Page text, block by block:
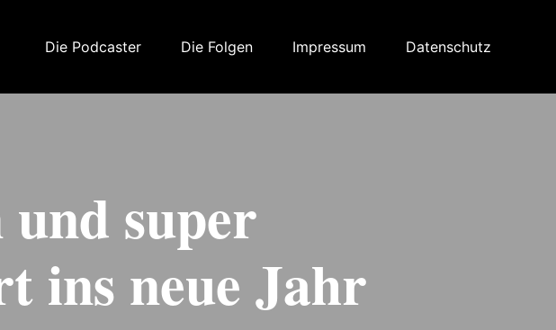
Die Podcaster Die Folgen Impressum Datenschutz
super
ins neue Jahr